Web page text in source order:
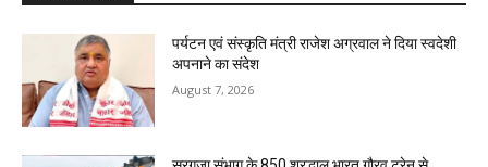
पर्यटन एवं संस्कृति मंत्री राजेश अग्रवाल ने दिया स्वदेशी
अपनाने का संदेश
August 7, 2026